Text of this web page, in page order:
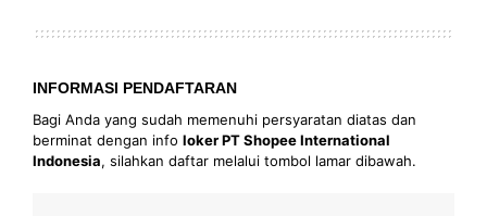
INFORMASI PENDAFTARAN
Bagi Anda yang sudah memenuhi persyaratan diatas dan
berminat dengan info loker PT Shopee International
Indonesia, silahkan daftar melalui tombol lamar dibawah.